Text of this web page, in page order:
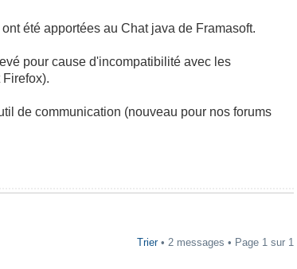
été apportées au Chat java de Framasoft.
pour cause d'incompatibilité avec les
de communication (nouveau pour nos forums
Trier• 2 messages • Page 1 sur 1